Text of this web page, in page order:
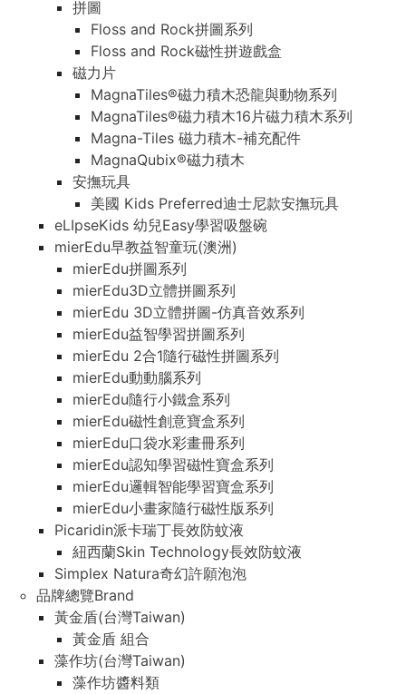
拼圖
Floss and Rock拼圖系列
Floss and Rock磁性拼遊戲盒
磁力片
MagnaTiles®磁力積木恐龍與動物系列
MagnaTiles®磁力積木16片磁力積木系列
Magna-Tiles 磁力積木-補充配件
MagnaQubix®磁力積木
安撫玩具
美國 Kids Preferred迪士尼款安撫玩具
eLIpseKids 幼兒Easy學習吸盤碗
mierEdu早教益智童玩(澳洲)
mierEdu拼圖系列
mierEdu3D立體拼圖系列
mierEdu 3D立體拼圖-仿真音效系列
mierEdu益智學習拼圖系列
mierEdu 2合1隨行磁性拼圖系列
mierEdu動動腦系列
mierEdu隨行小鐵盒系列
mierEdu磁性創意寶盒系列
mierEdu口袋水彩畫冊系列
mierEdu認知學習磁性寶盒系列
mierEdu邏輯智能學習寶盒系列
mierEdu小畫家隨行磁性版系列
Picaridin派卡瑞丁長效防蚊液
紐西蘭Skin Technology長效防蚊液
Simplex Natura奇幻許願泡泡
品牌總覽Brand
黃金盾(台灣Taiwan)
黃金盾 組合
藻作坊(台灣Taiwan)
藻作坊醬料類